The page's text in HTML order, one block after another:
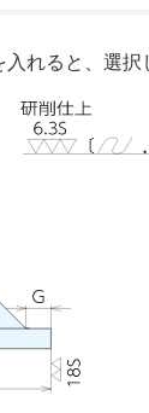
れると、選択